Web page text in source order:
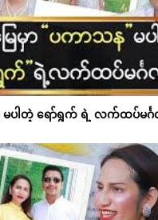
မပါတဲ့ ရော်ရွက် ရဲ့ လက်ထပ်မင်္ဂ